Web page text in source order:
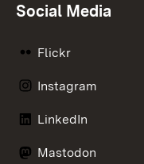
Social Media
Flickr
Instagram
LinkedIn
Mastodon